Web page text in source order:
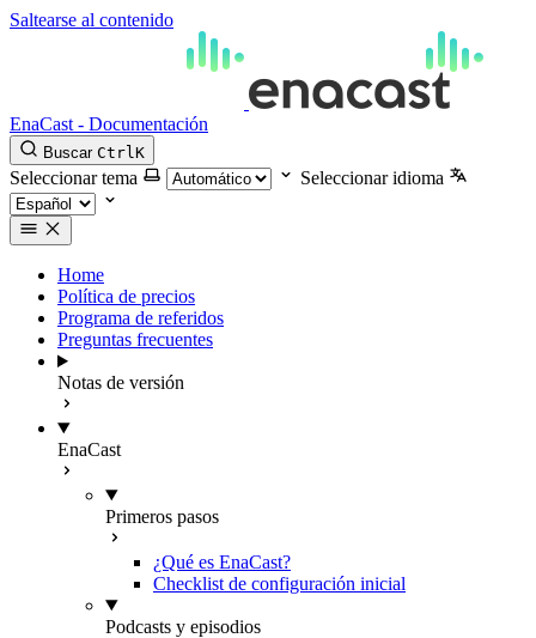
Saltearse al contenido
EnaCast - Documentación
Buscar CtrlK
Seleccionar tema Seleccionar idioma
Home
Política de precios
Programa de referidos
Preguntas frecuentes
Notas de versión
EnaCast
Primeros pasos
¿Qué es EnaCast?
Checklist de configuración inicial
Podcasts y episodios